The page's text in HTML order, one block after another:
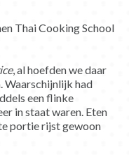
, al hoefden we daar
Waarschijnlijk had
een flinke
in staat waren. Eten
portie rijst gewoon